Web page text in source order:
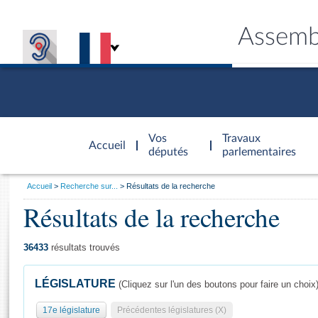
Accueil
d'accueil
Vos
députés
Travaux
parlementaires
Général
Vous
Accueil Recherche sur... Résultats de la recherche
Résultats de la recherche
36433 résultats trouvés
LÉGISLATURE (Cliquez sur l'un des boutons pour faire un choix)
17e législature Précédentes législatures (X)